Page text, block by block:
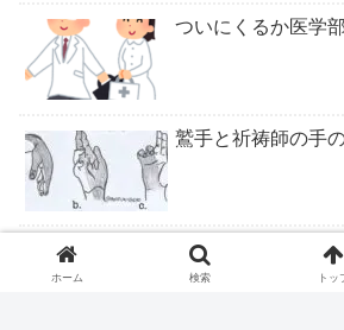
ついにくるか医学
鷲手と祈祷師の手
ロキソニンテープ
ホーム 検索 トッ